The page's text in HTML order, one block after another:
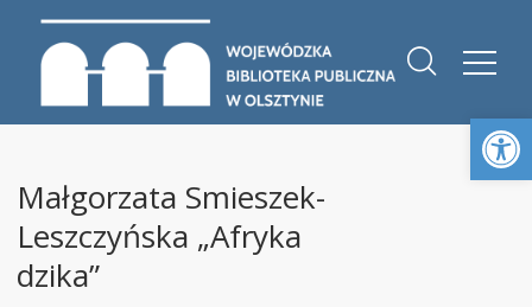
Małgorzata Smieszek-
Leszczyńska „Afryka
dzika”